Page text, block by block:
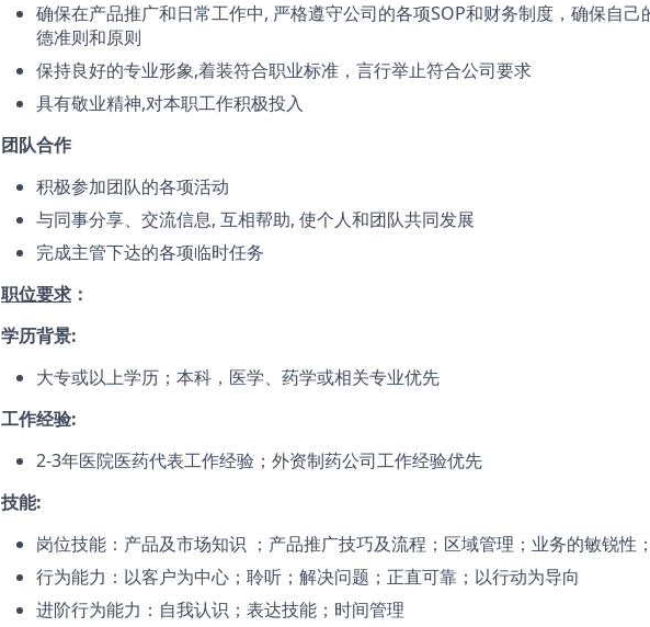
确保在产品推广和日常工作中, 严格遵守公司的各项SOP和财务制度，确保自己
德准则和原则
保持良好的专业形象,着装符合职业标准，言行举止符合公司要求
具有敬业精神,对本职工作积极投入
团队合作
积极参加团队的各项活动
与同事分享、交流信息, 互相帮助, 使个人和团队共同发展
完成主管下达的各项临时任务
职位要求 ：
学历背景:
大专或以上学历；本科，医学、药学或相关专业优先
工作经验:
2-3年医院医药代表工作经验；外资制药公司工作经验优先
技能:
岗位技能：产品及市场知识 ；产品推广技巧及流程；区域管理；业务的敏锐性
行为能力：以客户为中心；聆听；解决问题；正直可靠；以行动为导向
进阶行为能力：自我认识；表达技能；时间管理